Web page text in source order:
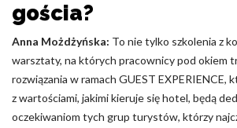
gościa?
Anna Możdżyńska: To nie tylko szkolenia z
warsztaty, na których pracownicy pod okiem
rozwiązania w ramach GUEST EXPERIENCE,
z wartościami, jakimi kieruje się hotel, będą
oczekiwaniom tych grup turystów, którzy